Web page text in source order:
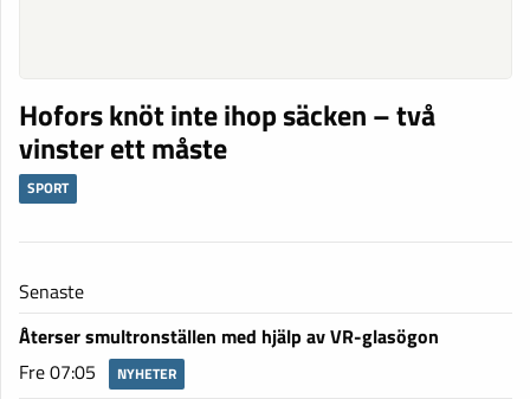
Hofors knöt inte ihop säcken – två
vinster ett måste
SPORT
Senaste
Återser smultronställen med hjälp av VR-glasögon
Fre 07:05
NYHETER